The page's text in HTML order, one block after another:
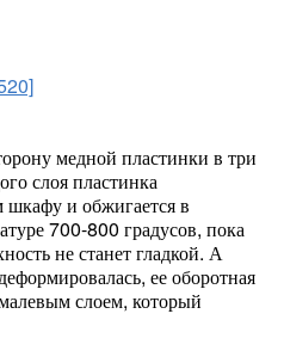
медной пластинки в три
слоя пластинка
и обжигается в
700-800 градусов, пока
не станет гладкой. А
ее оборотная
слоем, который